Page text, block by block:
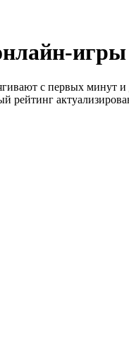
с первых минут
рейтинг